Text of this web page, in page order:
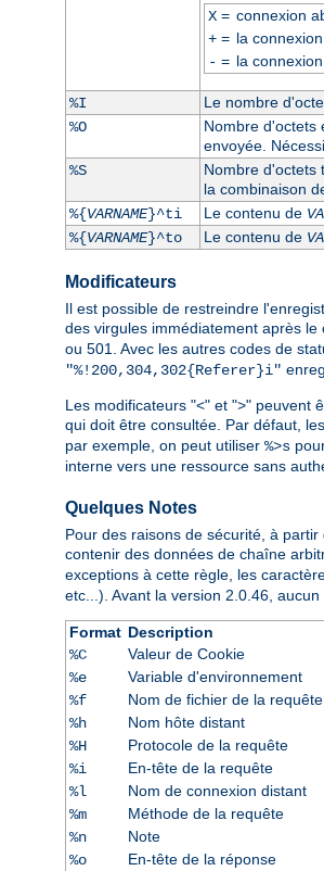
X= connexion
+= la
- = la
%I Le nombre
%O
Nombre d'octets
envoyée.
%S
Nombre d'octets
la combinaison
%{VARNAME}^ti Le contenu de
%{VARNAME}^to Le contenu de
Modificateurs
Il est possible de restreindre
des virgules immédiatement après le
ou 501. Avec les autres codes de
"%!200,304,302{Referer}i"
Les modificateurs "<" et ">" peuvent
qui doit être consultée. Par défaut,
par exemple, on peut utiliser %>s
interne vers une ressource sans
Quelques Notes
Pour des raisons de sécurité, à
contenir des données de chaîne
exceptions à cette règle, les
etc...). Avant la version 2.0.46,
Format Description
%C
Valeur de Cookie
%e
Variable d'environnement
%f
Nom de fichier de la requête
%h
Nom hôte distant
%H
Protocole de la requête
%i
En-tête de la requête
%l
Nom de connexion distant
%m
Méthode de la requête
%n
Note
%o
En-tête de la réponse